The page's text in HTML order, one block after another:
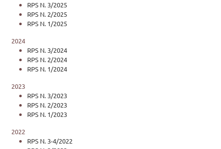
RPS N. 3/2025
RPS N. 2/2025
RPS N. 1/2025
2024
RPS N. 3/2024
RPS N. 2/2024
RPS N. 1/2024
2023
RPS N. 3/2023
RPS N. 2/2023
RPS N. 1/2023
2022
RPS N. 3-4/2022